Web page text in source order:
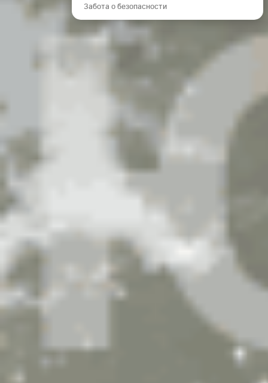
Забота о безопасности